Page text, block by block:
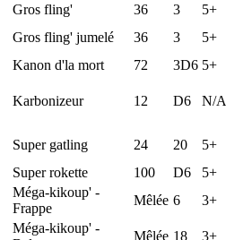
Gros fling'
36 3 5+
Gros fling' jumelé
36 3 5+
Kanon d'la mort
72 3D6 5+
Karbonizeur 12 D6 N/A
Super gatling
24 20 5+
Super rokette
100 D6 5+
Méga-kikoup' -
Frappe
Mêlée 6 3+
Méga-kikoup' -
Mêlée 18 3+